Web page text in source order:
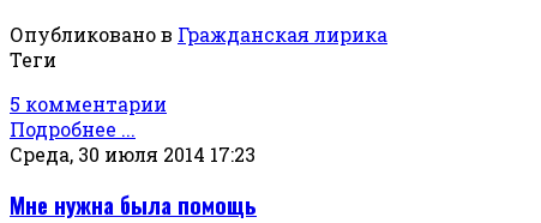
Опубликовано в Гражданская лирика
Теги
5 комментарии
Подробнее ...
Среда, 30 июля 2014 17:23
Мне нужна была помощь